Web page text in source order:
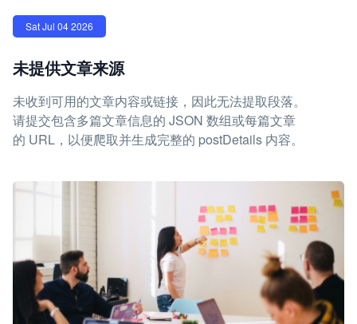
Sat Jul 04 2026
未提供文章来源
未收到可用的文章内容或链接，因此无法提取段落。
请提交包含多篇文章信息的 JSON 数组或每篇文章
的 URL，以便爬取并生成完整的 postDetails 内容。